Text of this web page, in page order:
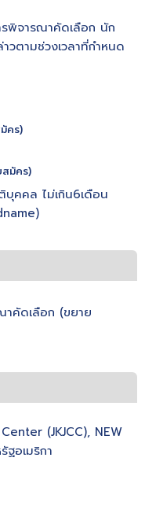
พิจารณาคัดเลือก นัก
ตามช่วงเวลาที่กำหนด
คร)
สมัคร)
บุคคล ไม่เกิน6เดือน
คัดเลือก (ขยาย
(JKJCC), NEW
ฐอเมริกา